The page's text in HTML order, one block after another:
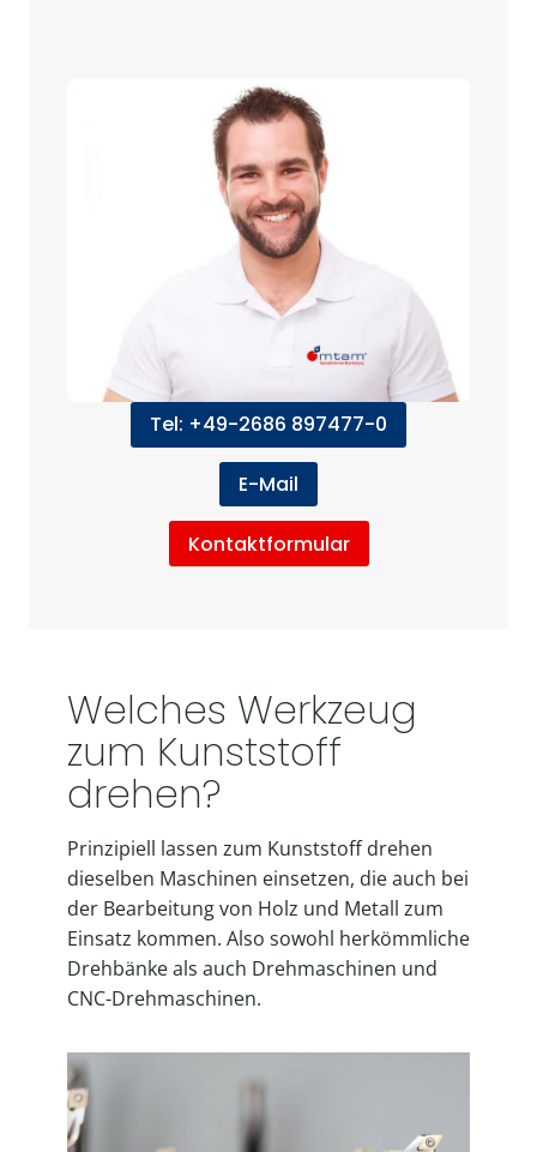
Tel: +49-2686 897477-0
E-Mail
Kontaktformular
Welches Werkzeug
zum Kunststoff
drehen?
Prinzipiell lassen zum Kunststoff drehen
dieselben Maschinen einsetzen, die auch bei
der Bearbeitung von Holz und Metall zum
Einsatz kommen. Also sowohl herkömmliche
Drehbänke als auch Drehmaschinen und
CNC-Drehmaschinen.